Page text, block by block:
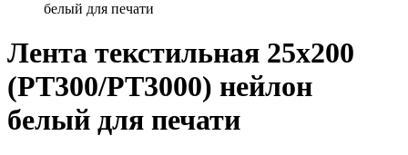
белый для печати
Лента текстильная 25х200
(PT300/РТ3000) нейлон
белый для печати